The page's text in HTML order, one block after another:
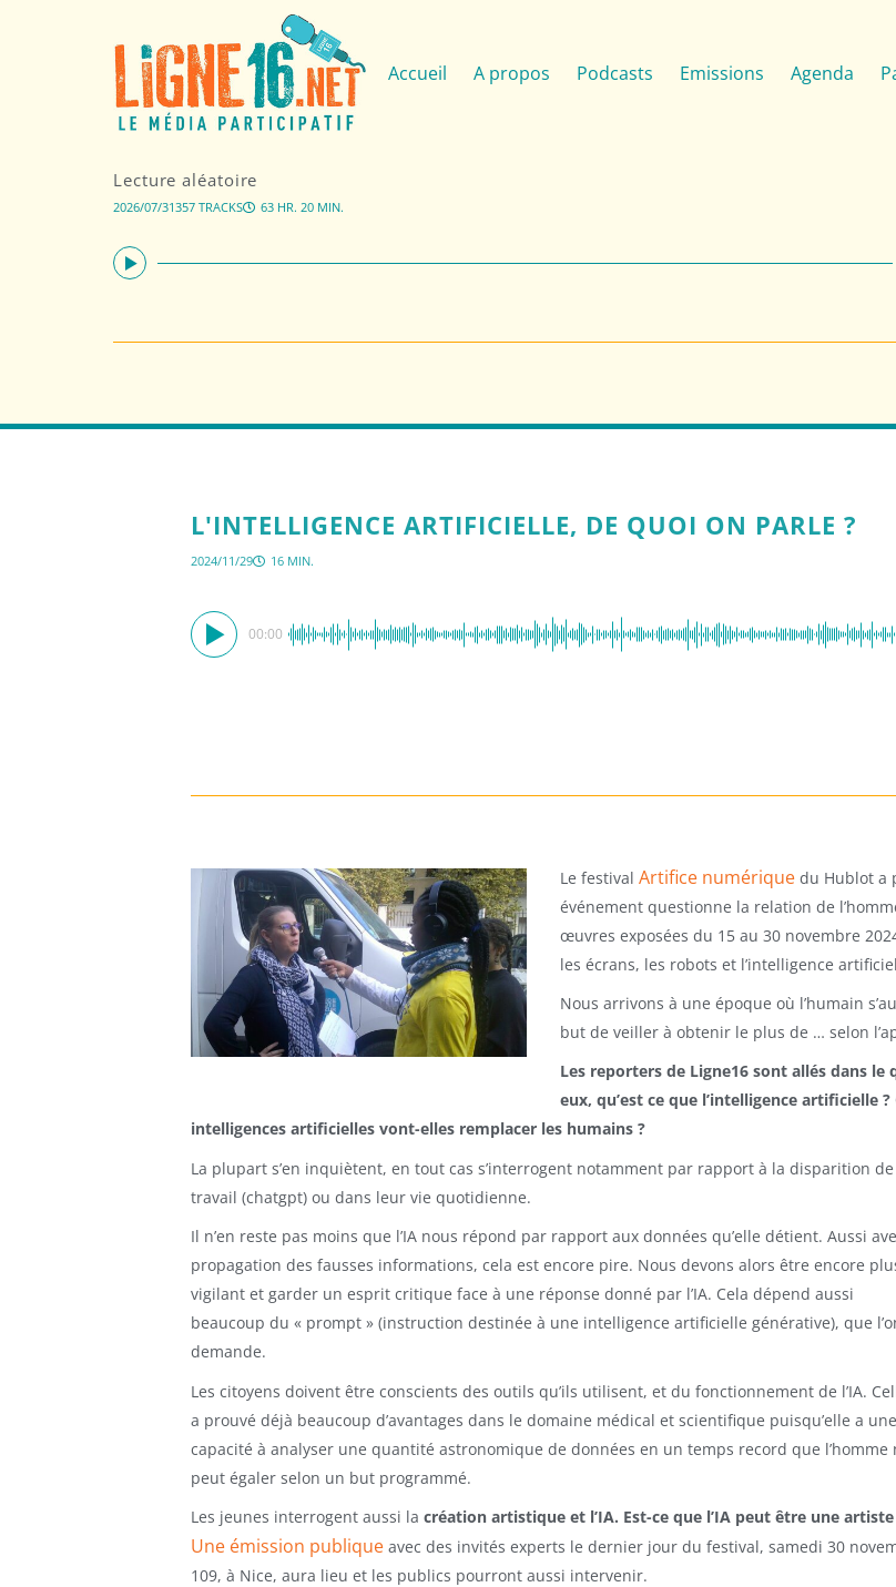
Accueil A propos Podcasts Emissions Agenda
Lecture aléatoire
2026/07/31357 TRACKS 63 HR. 20 MIN.
L'INTELLIGENCE ARTIFICIELLE, DE QUOI ON PARLE ?
2024/11/29 16 MIN.
00:00
Le festival Artifice numérique du Hublot a
événement questionne la relation de
œuvres exposées du 15 au 30 novembre
les écrans, les robots et l’intelligence
Nous arrivons à une époque où l’humain
but de veiller à obtenir le plus de … selon
Les reporters de Ligne16 sont allés dans le
eux, qu’est ce que l’intelligence artificielle ?
intelligences artificielles vont-elles remplacer les humains ?
La plupart s’en inquiètent, en tout cas s’interrogent notamment par rapport à la disparition
travail (chatgpt) ou dans leur vie quotidienne.
Il n’en reste pas moins que l’IA nous répond par rapport aux données qu’elle détient. Aussi
propagation des fausses informations, cela est encore pire. Nous devons alors être encore
vigilant et garder un esprit critique face à une réponse donné par l’IA. Cela dépend aussi
beaucoup du « prompt » (instruction destinée à une intelligence artificielle générative), que
demande.
Les citoyens doivent être conscients des outils qu’ils utilisent, et du fonctionnement de l’IA.
a prouvé déjà beaucoup d’avantages dans le domaine médical et scientifique puisqu’elle a une
capacité à analyser une quantité astronomique de données en un temps record que l’homme
peut égaler selon un but programmé.
Les jeunes interrogent aussi la création artistique et l’IA. Est-ce que l’IA peut être une artiste
Une émission publique avec des invités experts le dernier jour du festival, samedi 30
109, à Nice, aura lieu et les publics pourront aussi intervenir.